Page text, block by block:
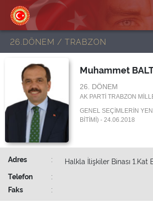
26.DÖNEM / TRABZON
Muhammet
26. DÖNEM
AK PARTİ TRABZON
GENEL SEÇİMLERİN
BİTİMİ) - 24.06.2018
Adres :
Halkla İlişkiler Binası 1.Kat
Telefon
:
Faks
: